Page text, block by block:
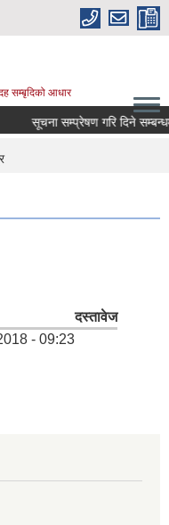
सम्बृदिको आधार
सूचना सम्प्रेषण गरि दिने सम्बन्धमा
दस्तावेज
- 09:23